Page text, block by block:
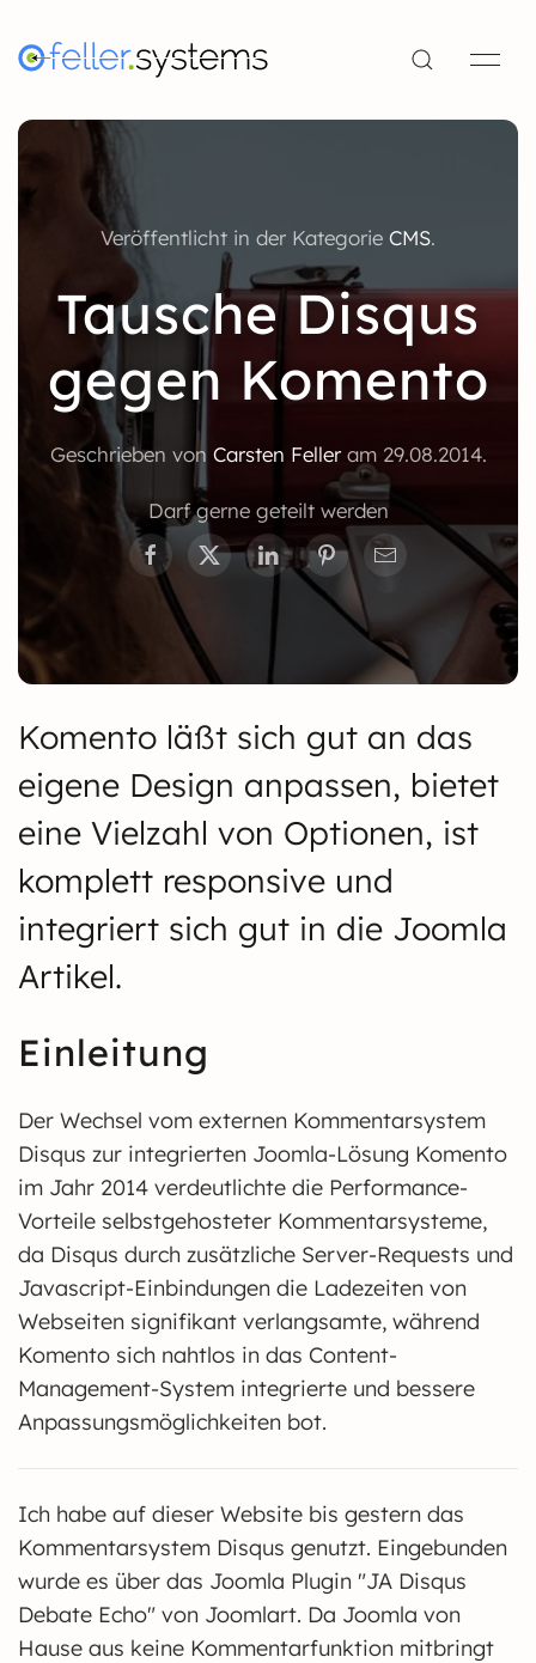
Veröffentlicht in der Kategorie CMS.
Tausche Disqus
gegen Komento
Geschrieben von Carsten Felleram 29.08.2014.
Darf gerne geteilt werden
Komento läßt sich gut an das
eigene Design anpassen, bietet
eine Vielzahl von Optionen, ist
komplett responsive und
integriert sich gut in die Joomla
Artikel.
Einleitung
Der Wechsel vom externen Kommentarsystem
Disqus zur integrierten Joomla-Lösung Komento
im Jahr 2014 verdeutlichte die Performance-
Vorteile selbstgehosteter Kommentarsysteme,
da Disqus durch zusätzliche Server-Requests und
Javascript-Einbindungen die Ladezeiten von
Webseiten signifikant verlangsamte, während
Komento sich nahtlos in das Content-
Management-System integrierte und bessere
Anpassungsmöglichkeiten bot.
Ich habe auf dieser Website bis gestern das
Kommentarsystem Disqus genutzt. Eingebunden
wurde es über das Joomla Plugin "JA Disqus
Debate Echo" von Joomlart. Da Joomla von
Hause aus keine Kommentarfunktion mitbringt